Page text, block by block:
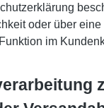
oder über eine
im